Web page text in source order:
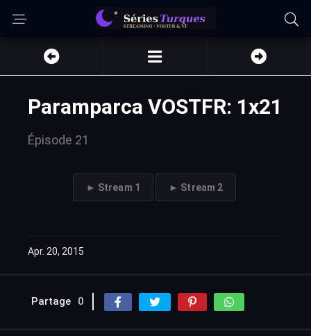
Paramparca VOSTFR: 1x21
Épisode 21
► Stream 1 ► Stream 2
Apr. 20, 2015
Partage 0